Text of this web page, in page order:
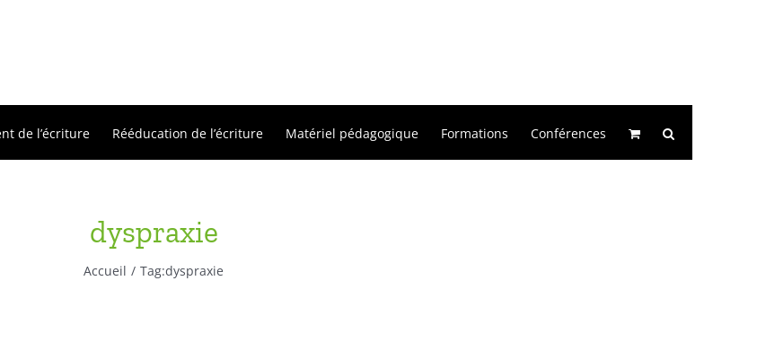
de l’écriture Rééducation de l’écriture Matériel pédagogique Formations Conférences
dyspraxie
Accueil Tag:dyspraxie